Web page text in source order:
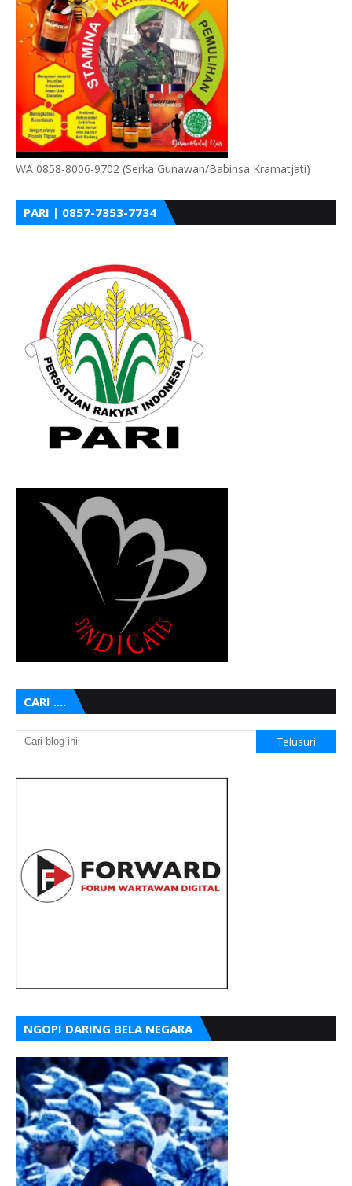
WA 0858-8006-9702 (Serka Gunawan/Babinsa Kramatjati)
PARI | 0857-7353-7734
CARI ....
NGOPI DARING BELA NEGARA